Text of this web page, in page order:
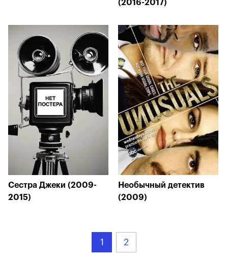
(2016-2017)
Сестра Джеки (2009-
2015)
Необычный детектив
(2009)
1 2